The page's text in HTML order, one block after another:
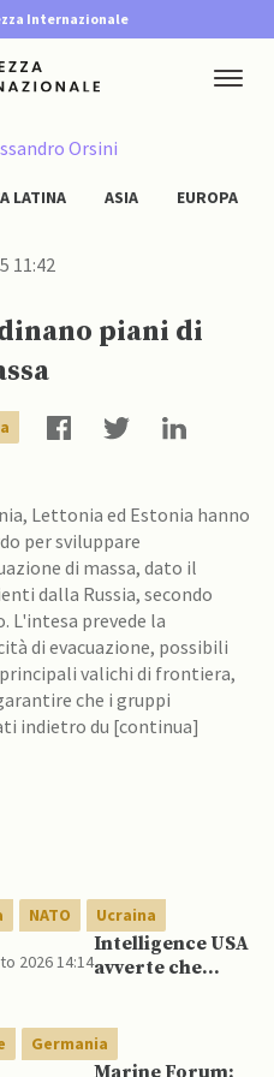
Internazionale
Orsini
LATINA ASIA EUROPA
11:42
piani di
Lettonia ed Estonia hanno
per sviluppare
di massa, dato il
dalla Russia, secondo
L'intesa prevede la
di evacuazione, possibili
valichi di frontiera,
che i gruppi
indietro du [continua]
NATO Ucraina
2026 14:14
Intelligence USA
avverte che
mentre è ancora
impegnato in
Germania
Marine Forum: